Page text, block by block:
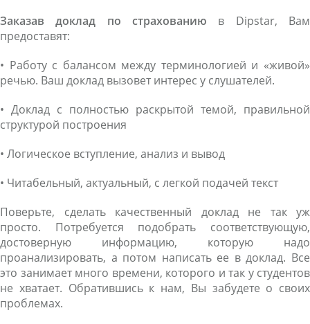
Заказав доклад по страхованию в Dipstar, Вам
предоставят:
• Работу с балансом между терминологией и «живой»
речью. Ваш доклад вызовет интерес у слушателей.
• Доклад с полностью раскрытой темой, правильной
структурой построения
• Логическое вступление, анализ и вывод
• Читабельный, актуальный, с легкой подачей текст
Поверьте, сделать качественный доклад не так уж
просто. Потребуется подобрать соответствующую,
достоверную информацию, которую надо
проанализировать, а потом написать ее в доклад. Все
это занимает много времени, которого и так у студентов
не хватает. Обратившись к нам, Вы забудете о своих
проблемах.